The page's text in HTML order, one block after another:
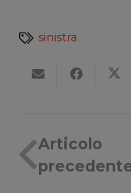
sinistra
Articolo